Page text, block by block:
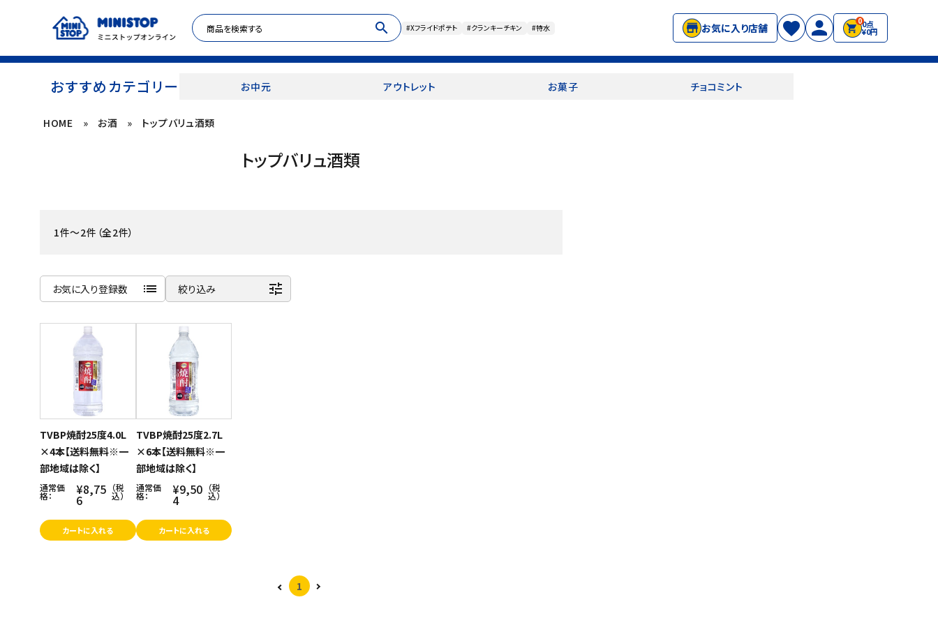
search #Xフライドポテト #クランキーチキン #特水 お気に入り店舗
00点
¥0円
おすすめカテゴリー お中元 アウトレット お菓子 チョコミント
ACCOUNT MENU
冷凍食品
酒類
日用品
ギフト
セール
HOME » お酒 » トップバリュ酒類
トップバリュ酒類
1件～2件（全2件）
お気に入り登録数 list
発売日順
価格が安い
価格が高い
お気に入り登録数
絞り込み tune
TVBP焼酎25度4.0L
×4本【送料無料※一
部地域は除く】
通常価
格： ¥8,75
6
（税
込）
カートに入れる
TVBP焼酎25度2.7L
×6本【送料無料※一
部地域は除く】
通常価
格： ¥9,50
4
（税
込）
カートに入れる
1